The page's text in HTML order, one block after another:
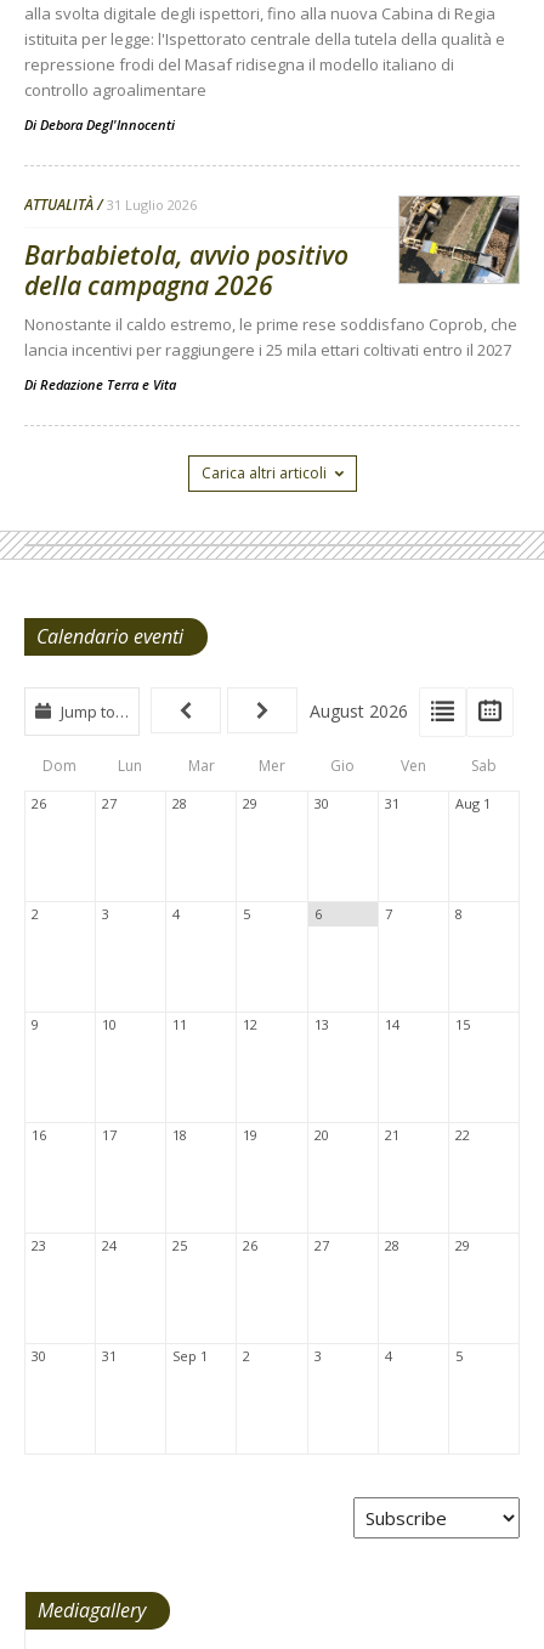
alla svolta digitale degli ispettori, fino alla nuova Cabina di Regia
istituita per legge: l'Ispettorato centrale della tutela della qualità e
repressione frodi del Masaf ridisegna il modello italiano di
controllo agroalimentare
Di Debora Degl'Innocenti
ATTUALITÀ 31 Luglio 2026
Barbabietola, avvio positivo
della campagna 2026
Nonostante il caldo estremo, le prime rese soddisfano Coprob, che
lancia incentivi per raggiungere i 25 mila ettari coltivati entro il 2027
Di Redazione Terra e Vita
Carica altri articoli
Calendario eventi
View
Type
Tabs
View
List
Jump to… August 2026
Dom Lun Mar Mer Gio Ven Sab
26 27 28 29 30 31 Aug 1
2 3 4 5 6 7 8
9 10 11 12 13 14 15
16 17 18 19 20 21 22
23 24 25 26 27 28 29
30 31 Sep 1 2 3 4 5
Mediagallery